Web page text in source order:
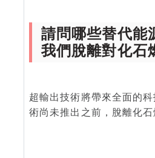
請問哪些替代能
我們脫離對化石
超輸出技術將帶來全面的
術尚未推出之前，脫離化石